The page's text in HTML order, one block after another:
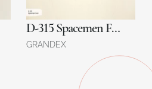
D-315 Spacemen Food
GRANDEX